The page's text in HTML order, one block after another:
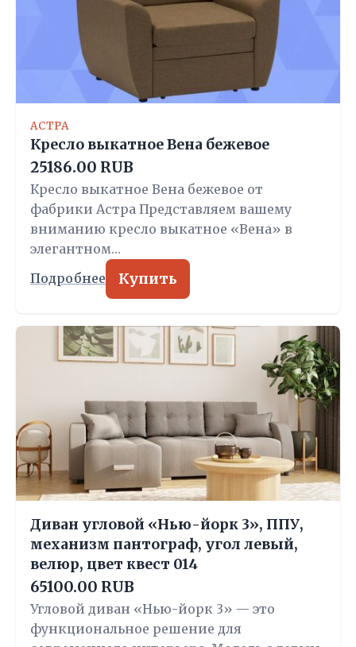
АСТРА
Кресло выкатное Вена бежевое
25186.00 RUB
Кресло выкатное Вена бежевое от
фабрики Астра Представляем вашему
вниманию кресло выкатное «Вена» в
элегантном…
Подробнее Купить
Диван угловой «Нью-йорк 3», ППУ,
механизм пантограф, угол левый,
велюр, цвет квест 014
65100.00 RUB
Угловой диван «Нью-йорк 3» — это
функциональное решение для